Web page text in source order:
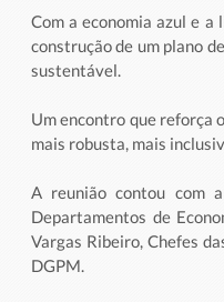
Com a economia azul e
construção de um plano
sustentável.
Um encontro que reforça
mais robusta, mais
A reunião contou com
Departamentos de
Vargas Ribeiro, Chefes
DGPM.